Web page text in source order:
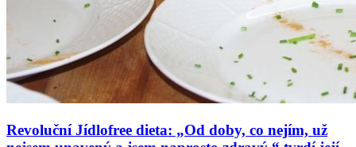
Revoluční Jídlofree dieta: „Od doby, co nejím, už